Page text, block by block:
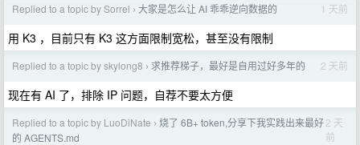
Replied to a topic by Sorrel › 大家是怎么让 AI 乖乖逆向数据的 1 天前
用 K3 ，目前只有 K3 这方面限制宽松，甚至没有限制
Replied to a topic by skylong8 › 求推荐梯子，最好是自用过好多年的 2 天前
现在有 AI 了，排除 IP 问题，自荐不要太方便
Replied to a topic by LuoDiNate › 烧了 6B+ token,分享下我实践出来最好
的 AGENTS.md
2 天
前